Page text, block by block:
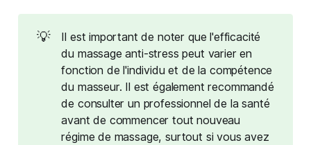
💡
Il est important de noter que l'efficacité
du massage anti-stress peut varier en
fonction de l'individu et de la compétence
du masseur. Il est également recommandé
de consulter un professionnel de la santé
avant de commencer tout nouveau
régime de massage, surtout si vous avez